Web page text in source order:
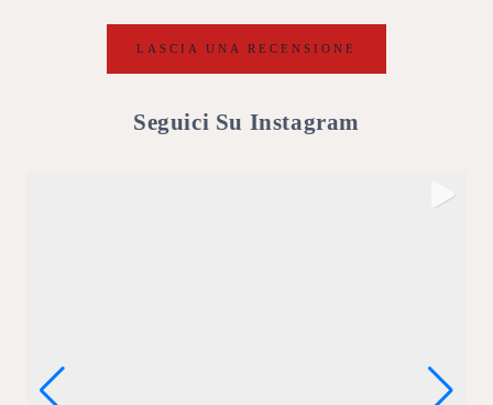
LASCIA UNA RECENSIONE
Seguici Su Instagram